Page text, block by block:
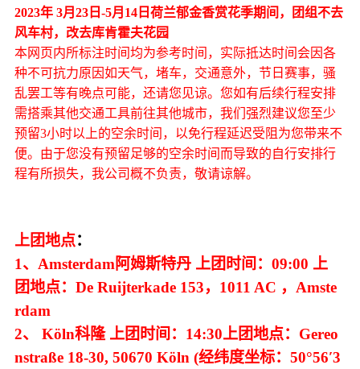
2023年 3月23日-5月14日荷兰郁金香赏花季期间，团组不去
风车村，改去库肯霍夫花园
本网页内所标注时间均为参考时间，实际抵达时间会因各
种不可抗力原因如天气，堵车，交通意外，节日赛事，骚
乱罢工等有晚点可能，还请您见谅。您如有后续行程安排
需搭乘其他交通工具前往其他城市，我们强烈建议您至少
预留3小时以上的空余时间，以免行程延迟受阻为您带来不
便。由于您没有预留足够的空余时间而导致的自行安排行
程有所损失，我公司概不负责，敬请谅解。
上团地点：
1、Amsterdam阿姆斯特丹 上团时间：09:00 上
团地点：De Ruijterkade 153，1011 AC ，Amste
rdam
2、 Köln科隆 上团时间：14:30上团地点：Gereo
nstraße 18-30, 50670 Köln (经纬度坐标：50°56′3